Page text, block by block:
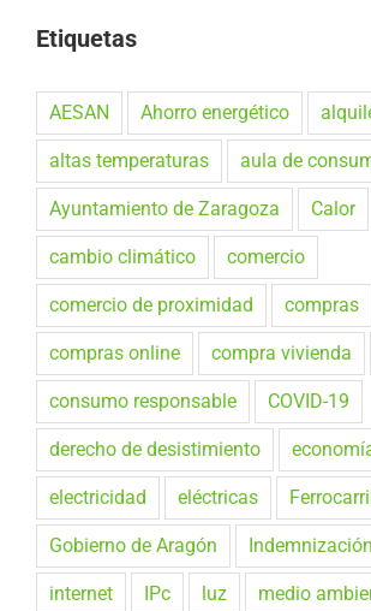
Etiquetas
AESAN Ahorro energético
altas temperaturas aula de
Ayuntamiento de Zaragoza Calor
cambio climático comercio
comercio de proximidad compras
compras online compra vivienda
consumo responsable COVID-19
derecho de desistimiento
electricidad eléctricas
Gobierno de Aragón Indemnización
internet IPc luz medio